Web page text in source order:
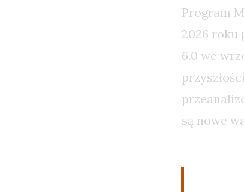
Program
2026 roku
6.0 we
są nowe